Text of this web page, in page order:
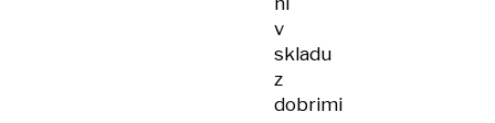
v
skladu
z
dobrimi